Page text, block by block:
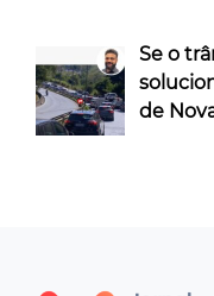
Se o
de